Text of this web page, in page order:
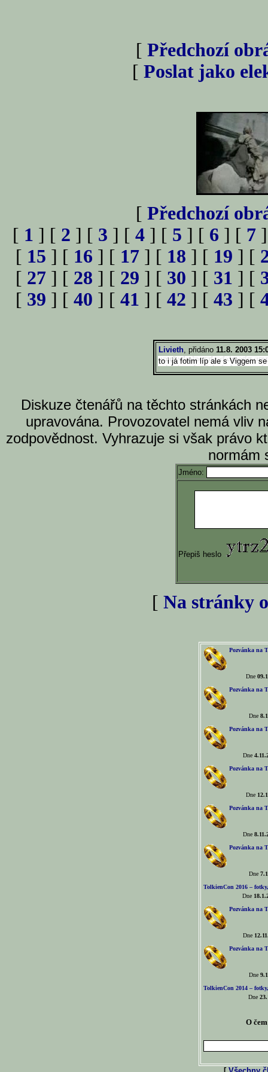
[ Předchozí
[ Poslat jako
[ Předchozí
[ 1 ] [ 2 ] [ 3 ] [ 4 ] [ 5 ] [ 6 ] [ 7
[ 15 ] [ 16 ] [ 17 ] [ 18 ] [ 19 ] [
[ 27 ] [ 28 ] [ 29 ] [ 30 ] [ 31 ] [
[ 39 ] [ 40 ] [ 41 ] [ 42 ] [ 43 ] [
Livieth, přidáno 11.8. 2003
to i já fotim líp ale s Viggem
Diskuze čtenářů na těchto stránkách
upravována. Provozovatel nemá vliv
zodpovědnost. Vyhrazuje si však právo
normám
Jméno:
Přepiš heslo
[ Na stránky
Pozvánka na
Dne
Pozvánka na
Dne
Pozvánka na
Dne
Pozvánka na
Dne
Pozvánka na
Dne
Pozvánka na
Dne
TolkienCon 2016 –
Dne
Pozvánka na
Dne
Pozvánka na
Dne
TolkienCon 2014 –
Dne
O